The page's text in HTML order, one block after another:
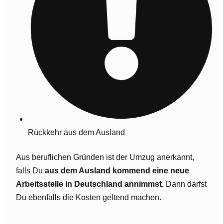
Rückkehr aus dem Ausland
Aus beruflichen Gründen ist der Umzug anerkannt,
falls Du aus dem Ausland kommend eine neue
Arbeitsstelle in Deutschland annimmst. Dann darfst
Du ebenfalls die Kosten geltend machen.